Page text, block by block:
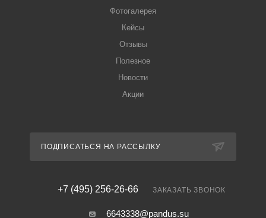
Фотогалерея
Кейсы
Отзывы
Полезное
Новости
Акции
ПОДПИСАТЬСЯ НА РАССЫЛКУ
+7 (495) 256-26-66 ЗАКАЗАТЬ ЗВОНОК
6643338@pandus.su